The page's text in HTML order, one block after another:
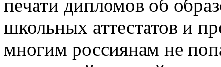
печати дипломов об
школьных аттестатов и
многим россиянам не